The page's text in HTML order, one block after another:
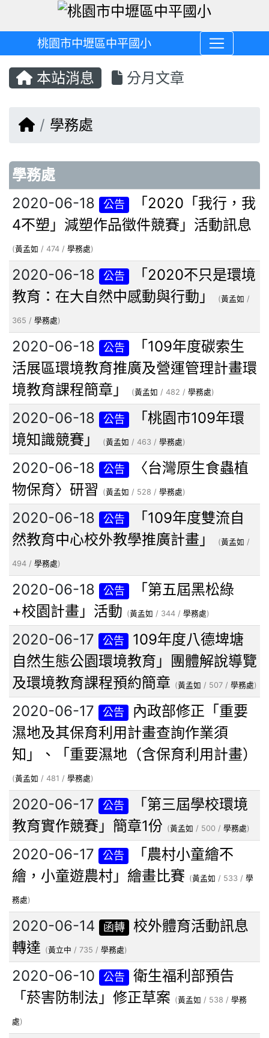
桃園市中壢區中平國小
本站消息 分月文章
回首頁
學務處
文章列表
學務處
2020-06-18 公告
「2020「我行，我
4不塑」減塑作品徵件競賽」活動訊息
(黃孟如 / 474 / 學務處)
2020-06-18 公告
「2020不只是環境
教育：在大自然中感動與行動」
(黃孟如 /
365 / 學務處)
2020-06-18 公告
「109年度碳索生
活展區環境教育推廣及營運管理計畫環
境教育課程簡章」
(黃孟如 / 482 / 學務處)
2020-06-18 公告
「桃園市109年環
境知識競賽」
(黃孟如 / 463 / 學務處)
2020-06-18 公告
〈台灣原生食蟲植
物保育〉研習
(黃孟如 / 528 / 學務處)
2020-06-18 公告
「109年度雙流自
然教育中心校外教學推廣計畫」
(黃孟如 /
494 / 學務處)
2020-06-18 公告
「第五屆黑松綠
+校園計畫」活動 (黃孟如 / 344 / 學務處)
2020-06-17 公告
109年度八德埤塘
自然生態公園環境教育」團體解說導覽
及環境教育課程預約簡章 (黃孟如 / 507 / 學務處)
2020-06-17 公告
內政部修正「重要
濕地及其保育利用計畫查詢作業須
知」、「重要濕地（含保育利用計畫）
(黃孟如 / 481 / 學務處)
2020-06-17 公告
「第三屆學校環境
教育實作競賽」簡章1份 (黃孟如 / 500 / 學務處)
2020-06-17 公告
「農村小童繪不
繪，小童遊農村」繪畫比賽 (黃孟如 / 533 / 學
務處)
2020-06-14 函轉
校外體育活動訊息
轉達 (黃立中 / 735 / 學務處)
2020-06-10 公告
衛生福利部預告
「菸害防制法」修正草案 (黃孟如 / 538 / 學務
處)